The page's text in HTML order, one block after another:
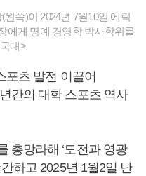
쪽)이 2024년 7월10일 에릭
에게 명예 경영학 박사학위를
대>
포츠 발전 이끌어
간의 대학 스포츠 역사
총망라해 ‘도전과 영광
하고 2025년 1월2일 난